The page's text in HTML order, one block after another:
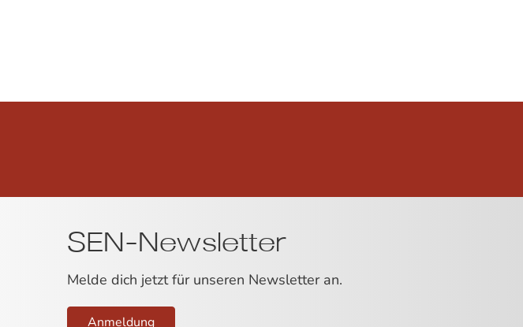
SEN-Newsletter
Melde dich jetzt für unseren Newsletter an.
Anmeldung